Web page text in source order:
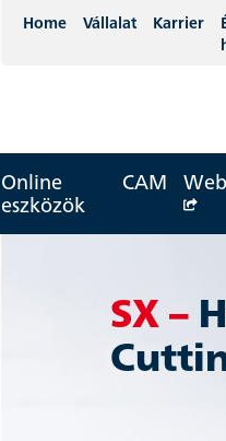
Home Vállalat Karrier
Online
eszközök
CAM
SX –